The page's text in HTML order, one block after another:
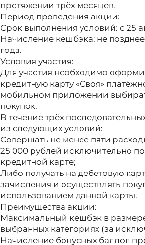
протяжении трёх месяцев.
Период проведения акции:
Срок выполнения условий: с 25
Начисление кешбэка: не
года.
Условия участия:
Для участия необходимо
кредитную карту «Своя»
мобильном приложении
покупок.
В течение трёх
из следующих условий:
Совершать не менее пяти
25 000 рублей исключительно
кредитной карте;
Либо получать на дебетовую
зачисления и осуществлять
использованием данной карты.
Преимущества акции:
Максимальный кешбэк в
выбранных категориях (за
Начисление бонусных баллов